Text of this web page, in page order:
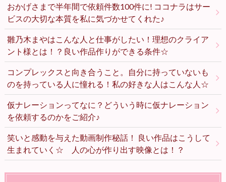
おかげさまで半年間で依頼件数100件に! ココナラはサー
ビスの大切な本質を私に気づかせてくれた♪
雛乃木まやはこんな人と仕事がしたい！理想のクライア
ント様とは！？良い作品作りができる条件☆
コンプレックスと向き合うこと。自分に持っていないも
のを持っている人に憧れる！私の好きな人はこんな人☆
仮ナレーションってなに？どういう時に仮ナレーション
を依頼するのかをご紹介♪
笑いと感動を与えた動画制作秘話！ 良い作品はこうして
生まれていく☆ 人の心が作り出す映像とは！？